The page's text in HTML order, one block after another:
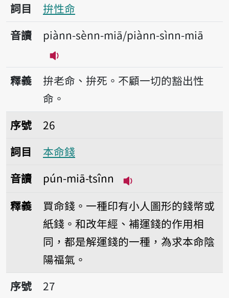
詞目
拚性命
音讀
piànn-sènn-miā/piànn-sìnn-miā
播放音讀piànn-sènn-miā/piànn-
釋義
拚老命、拚死。不顧一切的豁出性
命。
序號26本命錢
序號
26
詞目
本命錢
音讀
pún-miā-tsînn
釋義
買命錢。一種印有小人圖形的錢幣或
紙錢。和改年經、補運錢的作用相
同，都是解運錢的一種，為求本命陰
陽福氣。
序號27性命
序號
27